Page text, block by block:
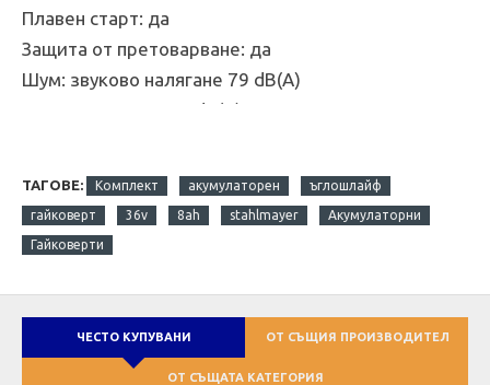
Плавен старт: да
Защита от претоварване: да
Шум: звуково налягане 79 dB(A)
Шум: отклонение 3 dB(A)
ТАГОВЕ: Комплект акумулаторен ъглошлайф
гайковерт 36v 8ah stahlmayer Акумулаторни
Гайковерти
ЧЕСТО КУПУВАНИ ОТ СЪЩИЯ ПРОИЗВОДИТЕЛ
ОТ СЪЩАТА КАТЕГОРИЯ